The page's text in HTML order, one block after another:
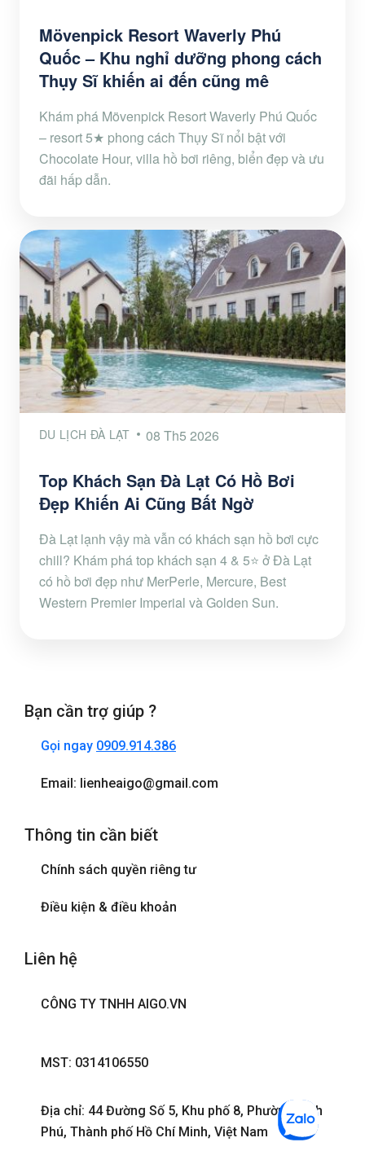
Mövenpick Resort Waverly Phú
Quốc – Khu nghỉ dưỡng phong cách
Thụy Sĩ khiến ai đến cũng mê
Khám phá Mövenpick Resort Waverly Phú Quốc
– resort 5★ phong cách Thụy Sĩ nổi bật với
Chocolate Hour, villa hồ bơi riêng, biển đẹp và ưu
đãi hấp dẫn.
DU LỊCH ĐÀ LẠT 08 Th5 2026
Top Khách Sạn Đà Lạt Có Hồ Bơi
Đẹp Khiến Ai Cũng Bất Ngờ
Đà Lạt lạnh vậy mà vẫn có khách sạn hồ bơi cực
chill? Khám phá top khách sạn 4 & 5⭐ ở Đà Lạt
có hồ bơi đẹp như MerPerle, Mercure, Best
Western Premier Imperial và Golden Sun.
Bạn cần trợ giúp ?
Gọi ngay 0909.914.386
Email: lienheaigo@gmail.com
Thông tin cần biết
Chính sách quyền riêng tư
Điều kiện & điều khoản
Liên hệ
CÔNG TY TNHH AIGO.VN
MST: 0314106550
Địa chỉ: 44 Đường Số 5, Khu phố 8, Phường Bình
Phú, Thành phố Hồ Chí Minh, Việt Nam